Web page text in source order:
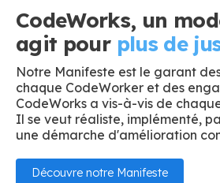
CodeWorks, un
agit pour plus de
Notre Manifeste est le garant
chaque CodeWorker et des
CodeWorks a vis-à-vis de
Il se veut réaliste, implémenté,
une démarche d'amélioration
Découvre notre Manifeste